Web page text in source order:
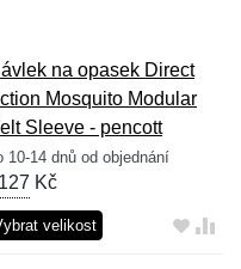
na opasek Direct
Mosquito Modular
Sleeve - pencott
10-14 dnů od objednání
Kč
velikost